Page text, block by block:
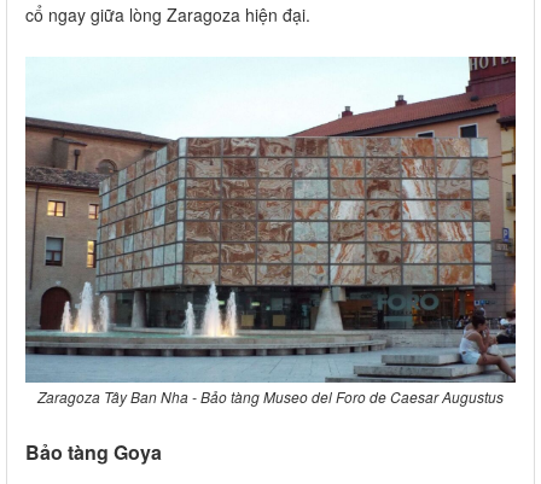
cổ ngay giữa lòng Zaragoza hiện đại.
Zaragoza Tây Ban Nha - Bảo tàng Museo del Foro de Caesar Augustus
Bảo tàng Goya